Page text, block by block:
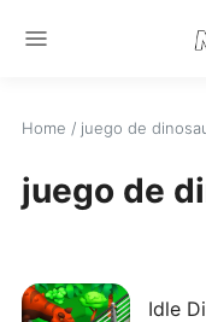
menu
Home / juego de
juego de
Idle